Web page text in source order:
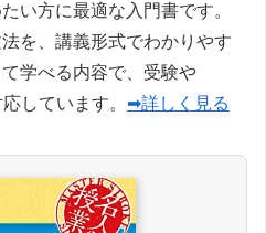
い方に最適な入門書です。
を、講義形式でわかりやす
学べる内容で、受験や
しています。 ➡詳しく見る